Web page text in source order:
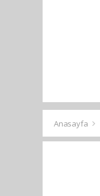
Anasayfa